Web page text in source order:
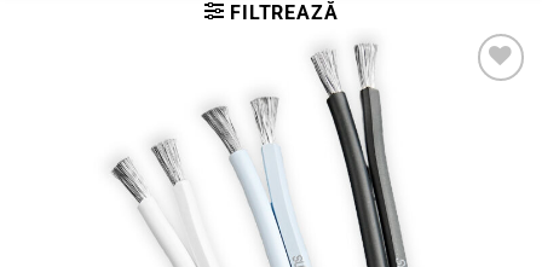
FILTREAZĂ